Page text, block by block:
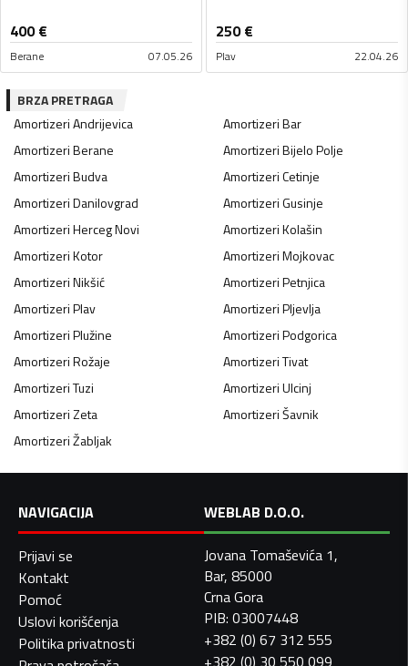
400€
Berane 07.05.26
250€
Plav 22.04.26
BRZA PRETRAGA
AmortizeriAndrijevica AmortizeriBar
AmortizeriBerane AmortizeriBijelo Polje
AmortizeriBudva AmortizeriCetinje
AmortizeriDanilovgrad AmortizeriGusinje
AmortizeriHerceg Novi AmortizeriKolašin
AmortizeriKotor AmortizeriMojkovac
AmortizeriNikšić AmortizeriPetnjica
AmortizeriPlav AmortizeriPljevlja
AmortizeriPlužine AmortizeriPodgorica
AmortizeriRožaje AmortizeriTivat
AmortizeriTuzi AmortizeriUlcinj
AmortizeriZeta AmortizeriŠavnik
AmortizeriŽabljak
NAVIGACIJA
Prijavi se
Kontakt
Pomoć
Uslovi korišćenja
Politika privatnosti
WEBLAB D.O.O.
Jovana Tomaševića 1,
Bar, 85000
Crna Gora
PIB: 03007448
+382 (0) 67 312 555
+382 (0) 30 550 099